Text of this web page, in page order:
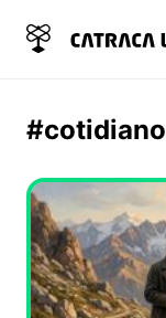
#cotidiano